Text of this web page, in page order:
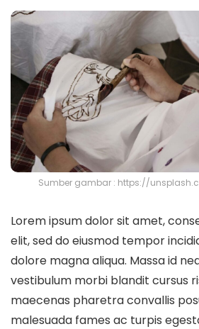
Sumber gambar : https://
Lorem ipsum dolor sit amet,
elit, sed do eiusmod tempor
dolore magna aliqua. Massa id
vestibulum morbi blandit cursus
maecenas pharetra convallis
malesuada fames ac turpis